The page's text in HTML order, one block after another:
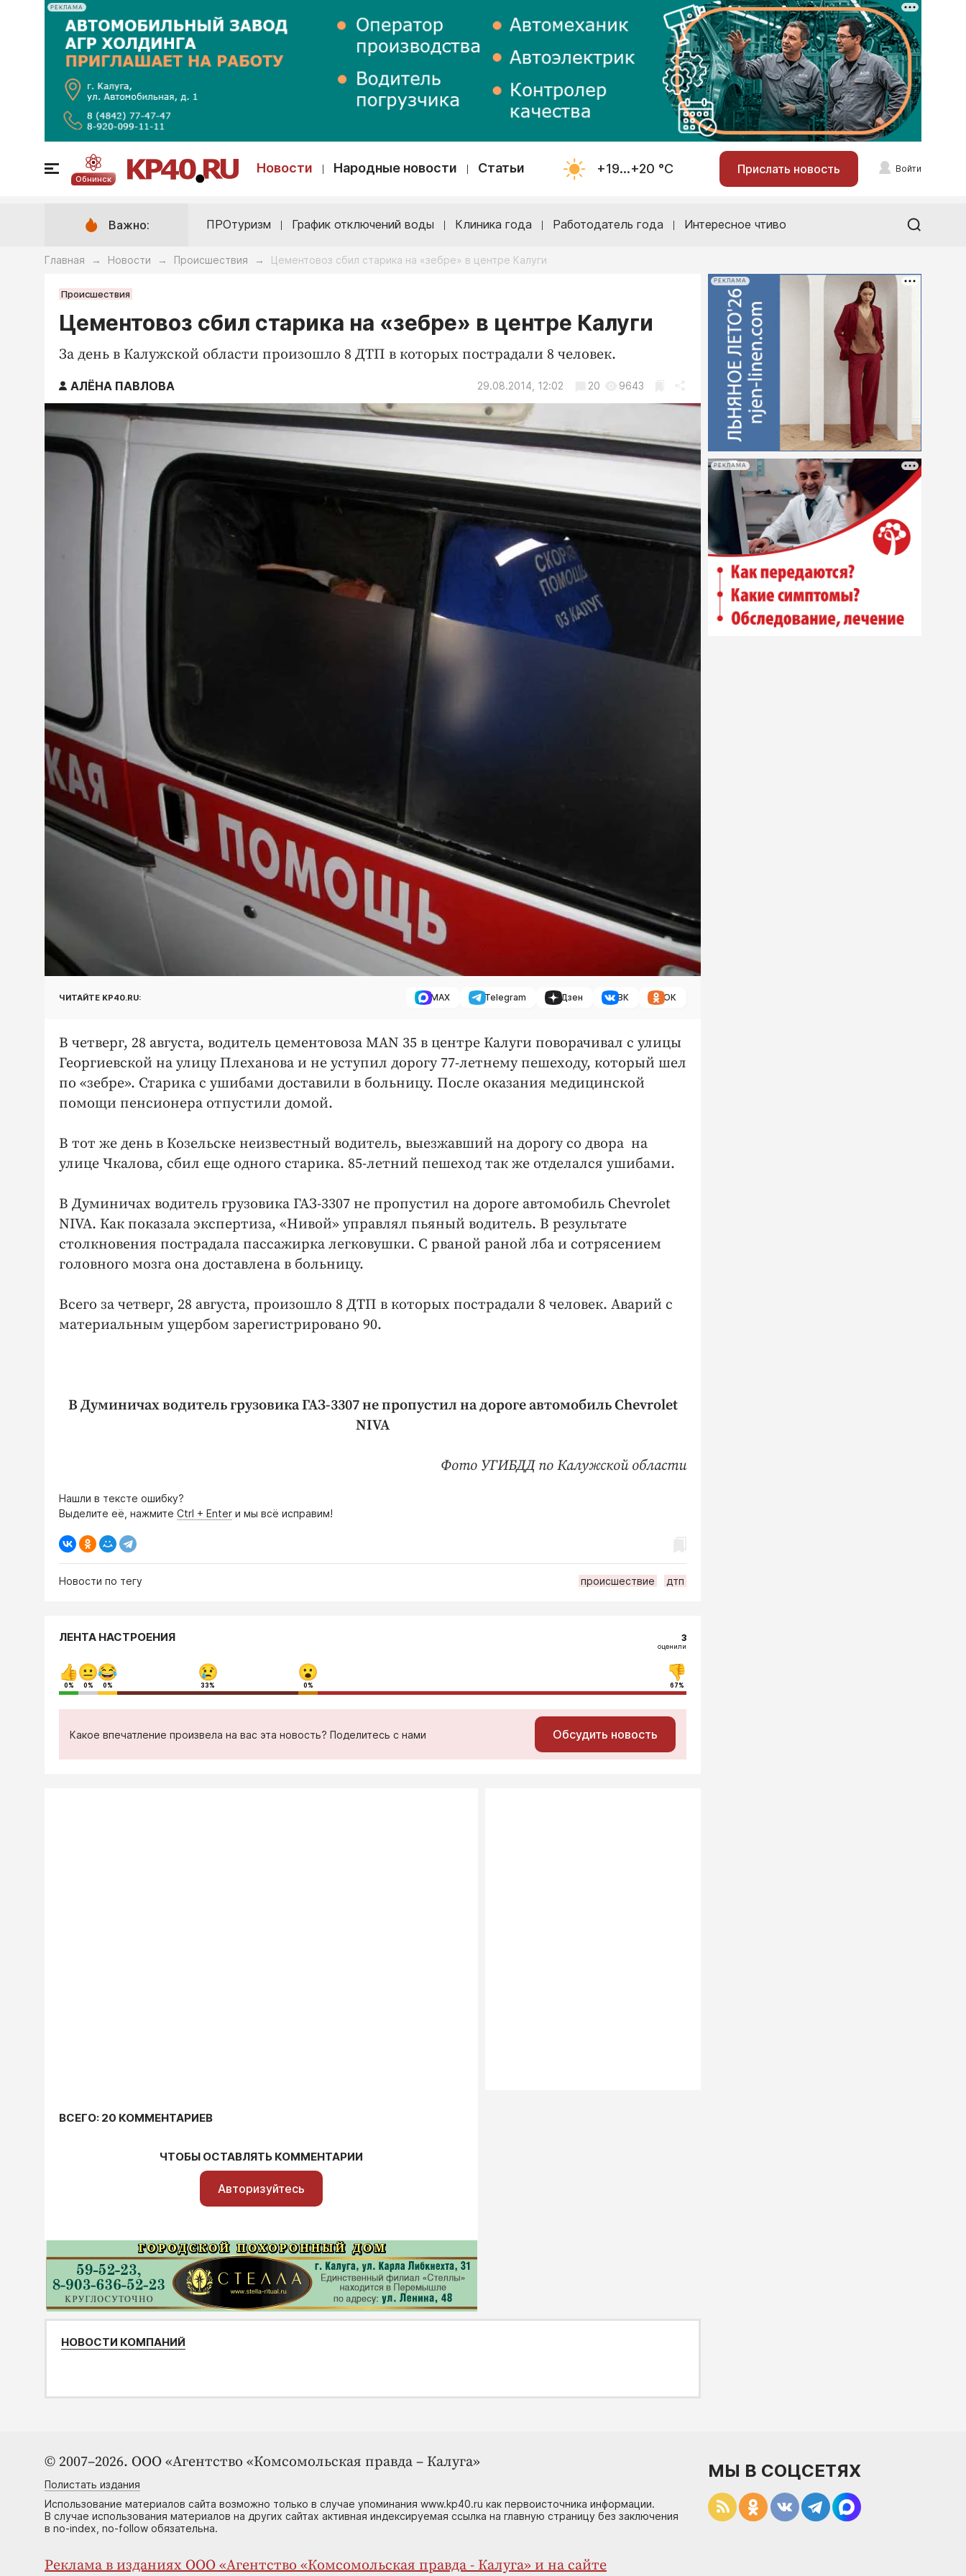
РЕКЛАМА
Обнинск
Новости Народные новости Статьи +19...+20 °С Прислать новость Войти
Важно: ПРОтуризм График отключений воды Клиника года Работодатель года Интересное чтиво
Главная → Новости → Происшествия → Цементовоз сбил старика на «зебре» в центре Калуги
Происшествия
Цементовоз сбил старика на «зебре» в центре Калуги
За день в Калужской области произошло 8 ДТП в которых пострадали 8 человек.
АЛЁНА ПАВЛОВА 29.08.2014, 12:02 20 9643
ЧИТАЙТЕ KP40.RU: MAX Telegram Дзен ВК ОК
В четверг, 28 августа, водитель цементовоза MAN 35 в центре Калуги поворачивал с улицы
Георгиевской на улицу Плеханова и не уступил дорогу 77-летнему пешеходу, который шел
по «зебре». Старика с ушибами доставили в больницу. После оказания медицинской
помощи пенсионера отпустили домой.
В тот же день в Козельске неизвестный водитель, выезжавший на дорогу со двора на
улице Чкалова, сбил еще одного старика. 85-летний пешеход так же отделался ушибами.
В Думиничах водитель грузовика ГАЗ-3307 не пропустил на дороге автомобиль Chevrolet
NIVA. Как показала экспертиза, «Нивой» управлял пьяный водитель. В результате
столкновения пострадала пассажирка легковушки. С рваной раной лба и сотрясением
головного мозга она доставлена в больницу.
Всего за четверг, 28 августа, произошло 8 ДТП в которых пострадали 8 человек. Аварий с
материальным ущербом зарегистрировано 90.
В Думиничах водитель грузовика ГАЗ-3307 не пропустил на дороге автомобиль Chevrolet
NIVA
Фото УГИБДД по Калужской области
Нашли в тексте ошибку?
Выделите её, нажмите Ctrl + Enter и мы всё исправим!
Новости по тегу происшествие дтп
РЕКЛАМА
РЕКЛАМА
ЛЕНТА НАСТРОЕНИЯ 3
оценили
0% 0% 0% 33% 0% 67%
Какое впечатление произвела на вас эта новость? Поделитесь с нами Обсудить новость
ВСЕГО: 20 КОММЕНТАРИЕВ
ЧТОБЫ ОСТАВЛЯТЬ КОММЕНТАРИИ
Авторизуйтесь
НОВОСТИ КОМПАНИЙ
© 2007–2026. ООО «Агентство «Комсомольская правда – Калуга»
Полистать издания
Использование материалов сайта возможно только в случае упоминания www.kp40.ru как первоисточника информации.
В случае использования материалов на других сайтах активная индексируемая ссылка на главную страницу без заключения
в no-index, no-follow обязательна.
Реклама в изданиях ООО «Агентство «Комсомольская правда - Калуга» и на сайте
МЫ В СОЦСЕТЯХ